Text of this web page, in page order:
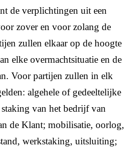
de verplichtingen uit een
zover en voor zolang de
zullen elkaar op de hoogte
elke overmachtsituatie en de
Voor partijen zullen in elk
algehele of gedeeltelijke
van het bedrijf van
de Klant; mobilisatie, oorlog,
werkstaking, uitsluiting;